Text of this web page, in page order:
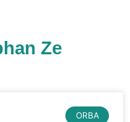
Ze
ORBA